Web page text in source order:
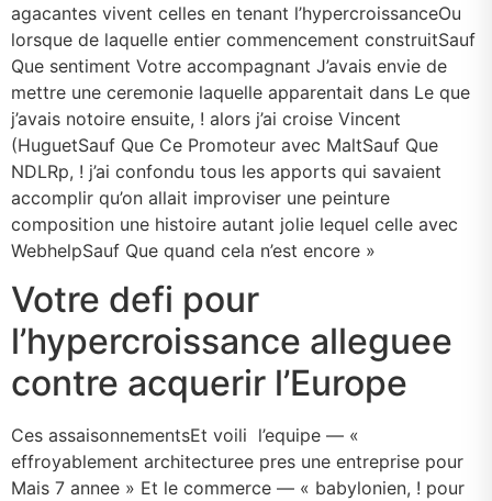
agacantes vivent celles en tenant l’hypercroissanceOu
lorsque de laquelle entier commencement construitSauf
Que sentiment Votre accompagnant J’avais envie de
mettre une ceremonie laquelle apparentait dans Le que
j’avais notoire ensuite, ! alors j’ai croise Vincent
(HuguetSauf Que Ce Promoteur avec MaltSauf Que
NDLRp, ! j’ai confondu tous les apports qui savaient
accomplir qu’on allait improviser une peinture
composition une histoire autant jolie lequel celle avec
WebhelpSauf Que quand cela n’est encore »
Votre defi pour
l’hypercroissance alleguee
contre acquerir l’Europe
Ces assaisonnementsEt voili l’equipe — «
effroyablement architecturee pres une entreprise pour
Mais 7 annee » Et le commerce — « babylonien, ! pour